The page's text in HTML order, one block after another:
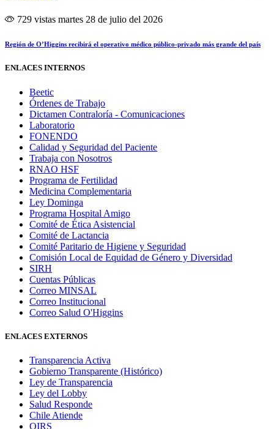
729 vistas martes 28 de julio del 2026
Región de O’Higgins recibirá el operativo médico público-privado más grande del país
ENLACES INTERNOS
Beetic
Órdenes de Trabajo
Dictamen Contraloría - Comunicaciones
Laboratorio
FONENDO
Calidad y Seguridad del Paciente
Trabaja con Nosotros
RNAO HSF
Programa de Fertilidad
Medicina Complementaria
Ley Dominga
Programa Hospital Amigo
Comité de Ética Asistencial
Comité de Lactancia
Comité Paritario de Higiene y Seguridad
Comisión Local de Equidad de Género y Diversidad
SIRH
Cuentas Públicas
Correo MINSAL
Correo Institucional
Correo Salud O'Higgins
ENLACES EXTERNOS
Transparencia Activa
Gobierno Transparente (Histórico)
Ley de Transparencia
Ley del Lobby
Salud Responde
Chile Atiende
OIRS